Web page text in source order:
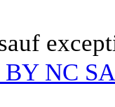
BY NC SA